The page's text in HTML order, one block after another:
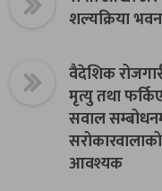
शल्यक्रिया
वैदेशिक
मृत्यु तथा
सवाल
आवश्यक